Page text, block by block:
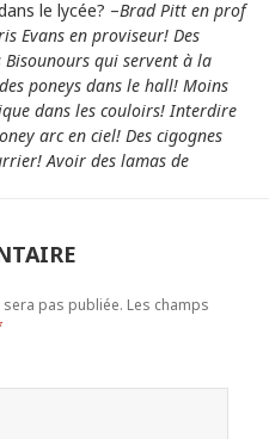
le lycée? –Brad Pitt en prof
Evans en proviseur! Des
Bisounours qui servent à la
poneys dans le hall! Moins
dans les couloirs! Interdire
arc en ciel! Des cigognes
Avoir des lamas de
pas publiée. Les champs